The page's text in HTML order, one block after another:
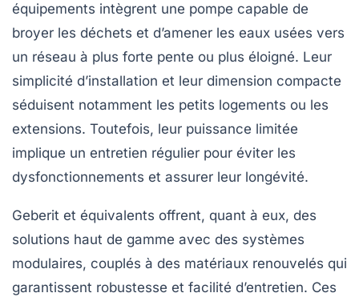
équipements intègrent une pompe capable de
broyer les déchets et d’amener les eaux usées vers
un réseau à plus forte pente ou plus éloigné. Leur
simplicité d’installation et leur dimension compacte
séduisent notamment les petits logements ou les
extensions. Toutefois, leur puissance limitée
implique un entretien régulier pour éviter les
dysfonctionnements et assurer leur longévité.
Geberit et équivalents offrent, quant à eux, des
solutions haut de gamme avec des systèmes
modulaires, couplés à des matériaux renouvelés qui
garantissent robustesse et facilité d’entretien. Ces